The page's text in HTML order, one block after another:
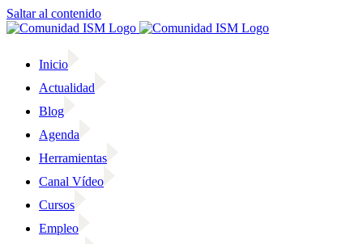
Saltar al contenido
Inicio
Actualidad
Blog
Agenda
Herramientas
Canal Vídeo
Cursos
Empleo